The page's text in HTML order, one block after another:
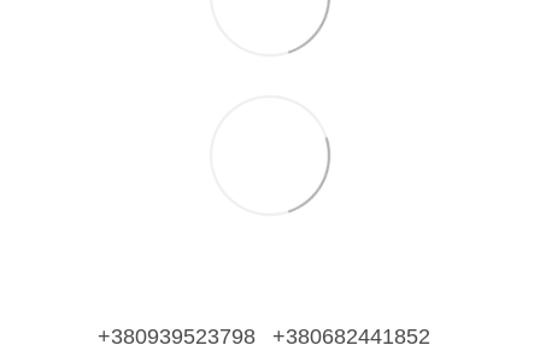
+380939523798 +380682441852